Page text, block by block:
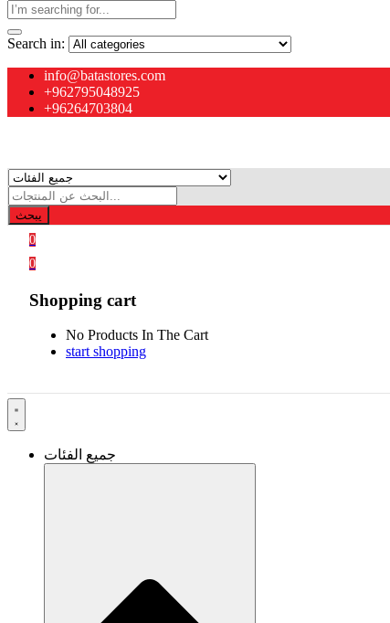
Search in:
info@batastores.com
+962795048925
+96264703804
يبحث
0
0
Shopping cart
No Products In The Cart
start shopping
جميع الفئات